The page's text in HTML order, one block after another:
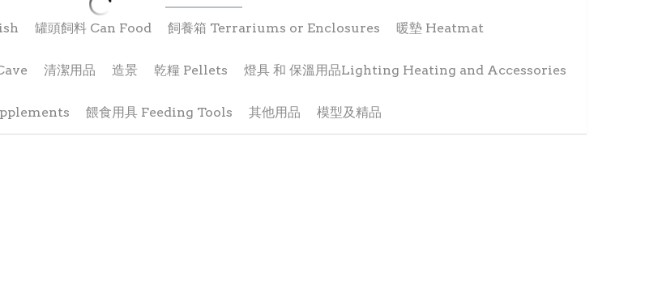
One UVB燈 (13W/26W)
Reptile One 日用加熱燈
HK$70.00 - HK$105.00